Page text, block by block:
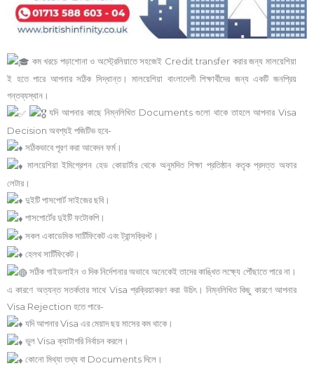
কম খরচে পড়াশোনা ও অস্ট্রেলিয়াতে সহজেই Credit transfer করার জন্য মালয়েশিয়া
ই হতে পারে আপনার সঠিক সিদ্ধান্ত। মালয়েশিয়া বাংলাদেশী শিক্ষার্থীদের জন্য একটি জনপ্রিয়
গন্তব্যস্থান।
যদি আপনার কাছে নিম্নলিখিত Documents গুলো থাকে তাহলে আপনার Visa
Decision অবশ্যই পজিটিভ হবে-
সঠিকভাবে পূরণ করা আবেদন ফর্ম।
মালয়েশিয়া ইমিগ্রেশন হেড কোয়ার্টার থেকে অনুমদিত শিক্ষা প্রতিষ্ঠান কতৃক প্রদত্ত অফার
লেটার।
দুইটি পাসপোর্ট সাইজের ছবি।
পাসপোর্টের দুইটি ফটোকপি।
সকল একাডেমিক সার্টিফিকেট এবং ট্রান্সক্রিপ্ট।
হেলথ সার্টিফিকেট।
সঠিক গাইডলাইন ও দিক নির্দেশনার অভাবে অনেকেই তাদের কাঙ্খিত লক্ষ্যে পৌঁছাতে পারে না।
এ কারণে অত্যন্ত সতর্কতার সাথে Visa প্রক্রিয়াকরণ করা উচিৎ। নিম্নলিখিত কিছু কারণে আপনার
Visa Rejection হতে পারে-
যদি আপনার Visa এর মেয়াদ ছয় মাসের কম থাকে।
ভুল Visa ক্যাটাগরি নির্বাচন করলে।
কোনো মিথ্যা তথ্য বা Documents দিলে।